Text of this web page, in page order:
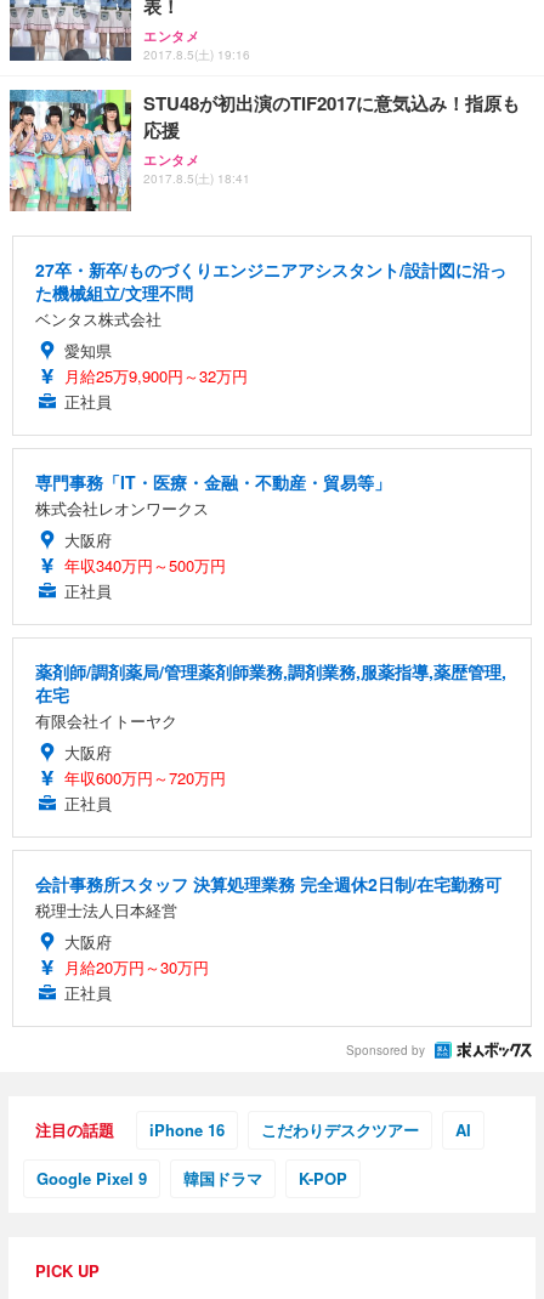
表！
エンタメ
2017.8.5(土) 19:16
STU48が初出演のTIF2017に意気込み！指原も
応援
エンタメ
2017.8.5(土) 18:41
27卒・新卒/ものづくりエンジニアアシスタント/設計図に沿っ
た機械組立/文理不問
ベンタス株式会社
愛知県
月給25万9,900円～32万円
正社員
専門事務「IT・医療・金融・不動産・貿易等」
株式会社レオンワークス
大阪府
年収340万円～500万円
正社員
薬剤師/調剤薬局/管理薬剤師業務,調剤業務,服薬指導,薬歴管理,
在宅
有限会社イトーヤク
大阪府
年収600万円～720万円
正社員
会計事務所スタッフ 決算処理業務 完全週休2日制/在宅勤務可
税理士法人日本経営
大阪府
月給20万円～30万円
正社員
Sponsored by
注目の話題 iPhone 16 こだわりデスクツアー AI
Google Pixel 9 韓国ドラマ K-POP
PICK UP